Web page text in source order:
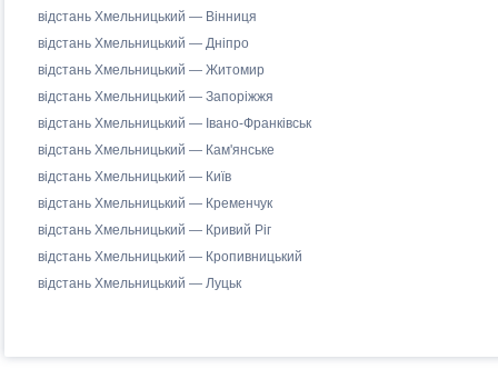
відстань Хмельницький — Вінниця
відстань Хмельницький — Дніпро
відстань Хмельницький — Житомир
відстань Хмельницький — Запоріжжя
відстань Хмельницький — Івано-Франківськ
відстань Хмельницький — Кам'янське
відстань Хмельницький — Київ
відстань Хмельницький — Кременчук
відстань Хмельницький — Кривий Ріг
відстань Хмельницький — Кропивницький
відстань Хмельницький — Луцьк